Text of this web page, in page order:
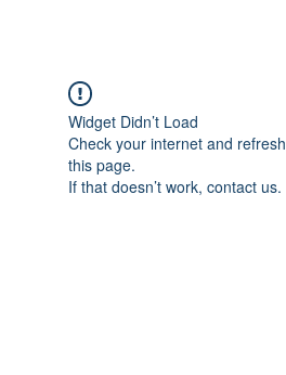
Widget Didn’t Load
Check your internet and refresh
this page.
If that doesn’t work, contact us.